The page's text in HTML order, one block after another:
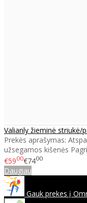
Valianly žieminė striukė/
Prekės aprašymas:
užsegamos kišenės
€5900€7400
Daugiau
Gauk prekes į